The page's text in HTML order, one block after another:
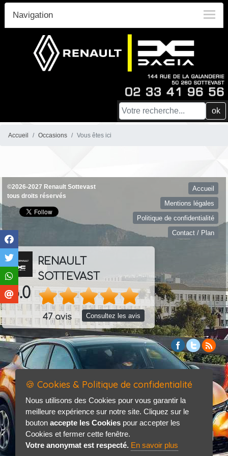
Navigation
ok
Accueil Occasions Vous êtes ici
©2026-2027 Renault Sottevast
tous droits réservés
Accueil
Mentions légales
Politique de confidentialité
Contact / Plan
5.0
RENAULT
SOTTEVAST
47 avis Consultez les avis
🍪 Cookies & Politique de confidentialité
Nous utilisons des Cookies pour vous garantir la
meilleure expérience sur notre site. Cliquez sur le
bouton accepte les Cookies pour accepter les
Cookies et fermer cette fenêtre.
Votre anonymat est respecté. En savoir plus